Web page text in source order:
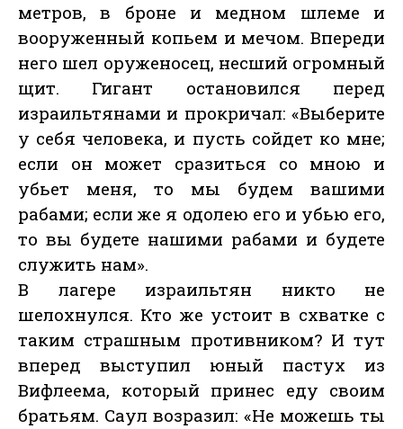
метров, в броне и медном шлеме и
вооруженный копьем и мечом. Впереди
него шел оруженосец, несший огромный
щит. Гигант остановился перед
израильтянами и прокричал: «Выберите
у себя человека, и пусть сойдет ко мне;
если он может сразиться со мною и
убьет меня, то мы будем вашими
рабами; если же я одолею его и убью его,
то вы будете нашими рабами и будете
служить нам».
В лагере израильтян никто не
шелохнулся. Кто же устоит в схватке с
таким страшным противником? И тут
вперед выступил юный пастух из
Вифлеема, который принес еду своим
братьям. Саул возразил: «Не можешь ты